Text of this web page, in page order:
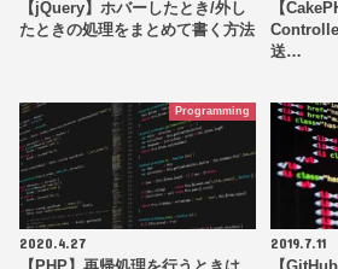
【jQuery】ホバーしたとき/外し
たときの処理をまとめて書く方法
【
送…
Programming
2020.4.27
2019.7.11